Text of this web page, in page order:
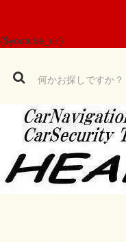
{$youtube_url}